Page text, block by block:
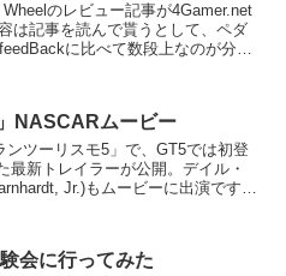
のレビュー記事が4Gamer.net
に比べて数段上なのが分か
NASCARムービー
ツーリスモ5」で、GT5では初登
新トレイラーが公開。デイル・
Jr.)もムービーに出演です。
会に行ってみた